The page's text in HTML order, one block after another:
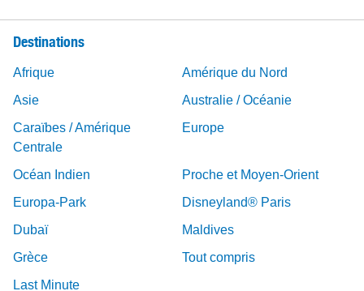
Destinations
Afrique
Amérique du Nord
Asie
Australie / Océanie
Caraïbes / Amérique
Centrale
Europe
Océan Indien
Proche et Moyen-Orient
Europa-Park
Disneyland® Paris
Dubaï
Maldives
Grèce
Tout compris
Last Minute